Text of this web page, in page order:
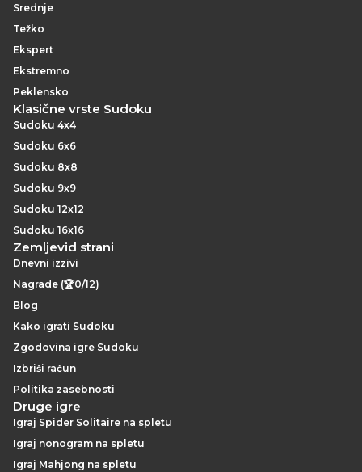
Srednje
Težko
Ekspert
Ekstremno
Peklensko
Klasične vrste Sudoku
Sudoku 4x4
Sudoku 6x6
Sudoku 8x8
Sudoku 9x9
Sudoku 12x12
Sudoku 16x16
Zemljevid strani
Dnevni izzivi
Nagrade (🏆0/12)
Blog
Kako igrati Sudoku
Zgodovina igre Sudoku
Izbriši račun
Politika zasebnosti
Druge igre
Igraj Spider Solitaire na spletu
Igraj nonogram na spletu
Igraj Mahjong na spletu